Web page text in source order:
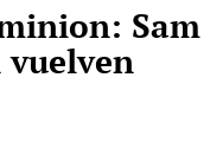
Sam